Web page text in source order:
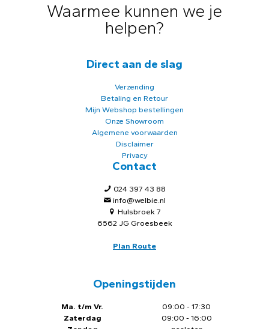
Waarmee kunnen we je
helpen?
Direct aan de slag
Verzending
Betaling en Retour
Mijn Webshop bestellingen
Onze Showroom
Algemene voorwaarden
Disclaimer
Privacy
Contact
024 397 43 88
info@welbie.nl
Hulsbroek 7
6562 JG Groesbeek
Plan Route
Openingstijden
Ma. t/m Vr.
Zaterdag
09:00 - 17:30
09:00 - 16:00